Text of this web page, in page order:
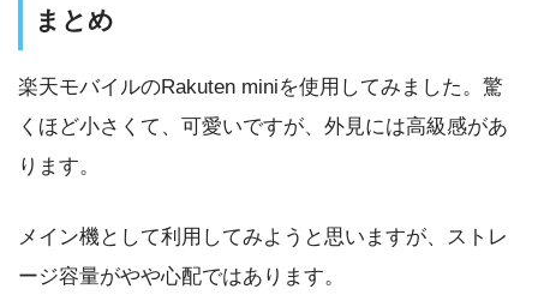
まとめ
楽天モバイルのRakuten miniを使用してみました。驚
くほど小さくて、可愛いですが、外見には高級感があ
ります。
メイン機として利用してみようと思いますが、ストレ
ージ容量がやや心配ではあります。